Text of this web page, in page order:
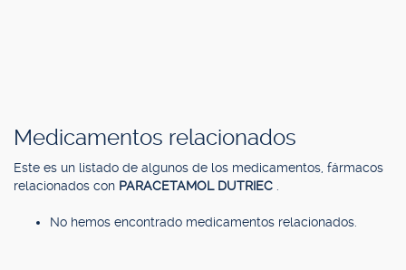
Medicamentos relacionados
Este es un listado de algunos de los medicamentos, fármacos
relacionados con PARACETAMOL DUTRIEC
No hemos encontrado medicamentos relacionados.